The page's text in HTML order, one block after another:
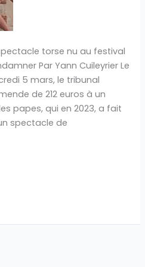
torse nu au festival
Par Yann Cuileyrier Le
5 mars, le tribunal
de 212 euros à un
papes, qui en 2023, a fait
spectacle de